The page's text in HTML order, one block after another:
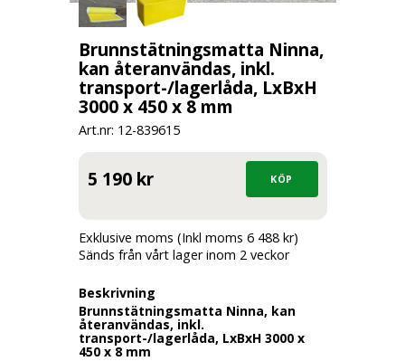
Brunnstätningsmatta Ninna,
kan återanvändas, inkl.
transport-/lagerlåda, LxBxH
3000 x 450 x 8 mm
Art.nr: 12-839615
5 190 kr
Exklusive moms (Inkl moms 6 488 kr)
Sänds från vårt lager inom 2 veckor
Beskrivning
Brunnstätningsmatta Ninna, kan
återanvändas, inkl.
transport-/lagerlåda, LxBxH 3000 x
450 x 8 mm